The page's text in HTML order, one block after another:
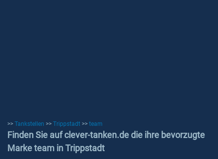
>> Tankstellen >> Trippstadt >> team
Finden Sie auf clever-tanken.de die ihre bevorzugte
Marke team in Trippstadt